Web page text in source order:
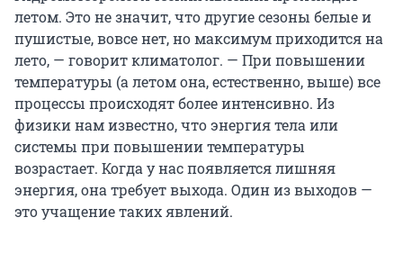
летом. Это не значит, что другие сезоны белые и
пушистые, вовсе нет, но максимум приходится на
лето, — говорит климатолог. — При повышении
температуры (а летом она, естественно, выше) все
процессы происходят более интенсивно. Из
физики нам известно, что энергия тела или
системы при повышении температуры
возрастает. Когда у нас появляется лишняя
энергия, она требует выхода. Один из выходов —
это учащение таких явлений.